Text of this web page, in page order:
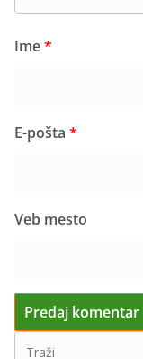
Ime*
E-pošta *
Veb mesto